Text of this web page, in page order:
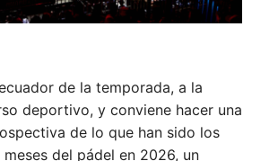
de la temporada, a la
deportivo, y conviene hacer una
de lo que han sido los
del pádel en 2026, un